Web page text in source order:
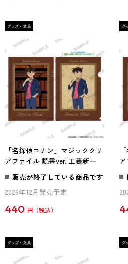
「名探偵コナン」マジッククリ
アファイル 読書ver. 工藤新一
販売が終了している商品です
2025年12月発売予定
440 円